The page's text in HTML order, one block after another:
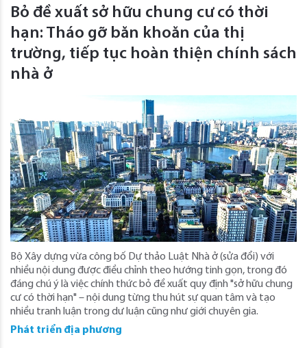
Bỏ đề xuất sở hữu chung cư có thời
hạn: Tháo gỡ băn khoăn của thị
trường, tiếp tục hoàn thiện chính sách
nhà ở
Bộ Xây dựng vừa công bố Dự thảo Luật Nhà ở (sửa đổi) với
nhiều nội dung được điều chỉnh theo hướng tinh gọn, trong đó
đáng chú ý là việc chính thức bỏ đề xuất quy định "sở hữu chung
cư có thời hạn" – nội dung từng thu hút sự quan tâm và tạo
nhiều tranh luận trong dư luận cũng như giới chuyên gia.
Phát triển địa phương